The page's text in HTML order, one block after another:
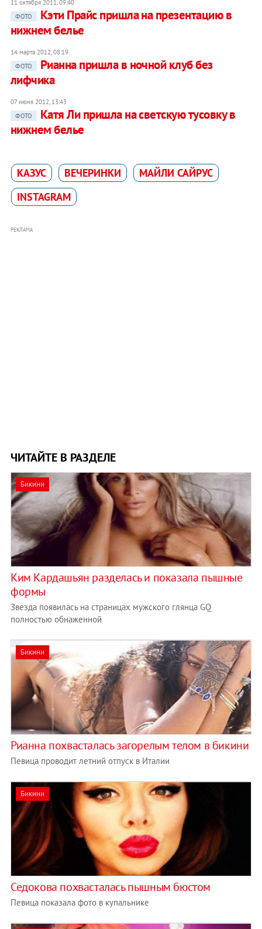
11 октября 2011, 09:40
ФОТО
Кэти Прайс пришла на презентацию в
нижнем белье
14 марта 2012, 08:19
ФОТО
Рианна пришла в ночной клуб без
лифчика
07 июня 2012, 13:43
ФОТО
Катя Ли пришла на светскую тусовку в
нижнем белье
КАЗУС ВЕЧЕРИНКИ
МАЙЛИ САЙРУС
INSTAGRAM
РЕКЛАМА
ЧИТАЙТЕ В РАЗДЕЛЕ
Бикини
Ким Кардашьян разделась и показала пышные
формы
Звезда появилась на страницах мужского глянца GQ
полностью обнаженной
Бикини
Рианна похвасталась загорелым телом в бикини
Певица проводит летний отпуск в Италии
Бикини
Седокова похвасталась пышным бюстом
Певица показала фото в купальнике